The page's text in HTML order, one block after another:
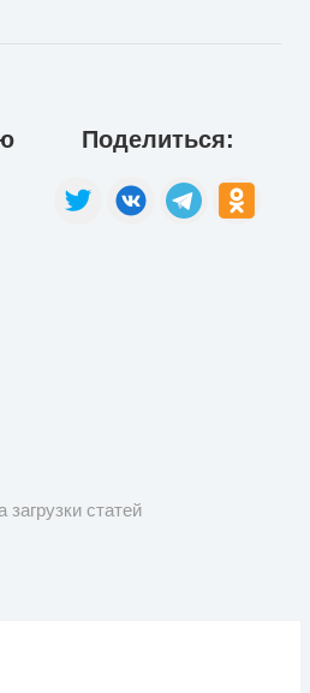
Поделиться:
статей